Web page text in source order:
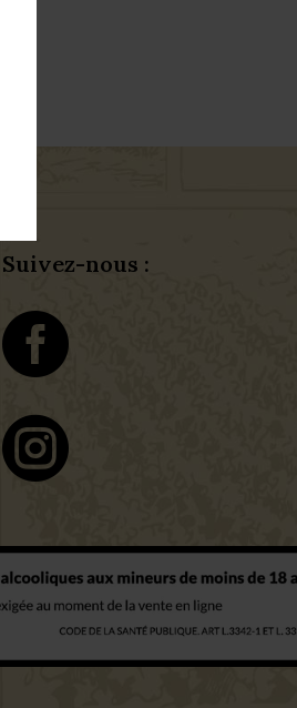
Suivez-nous :

